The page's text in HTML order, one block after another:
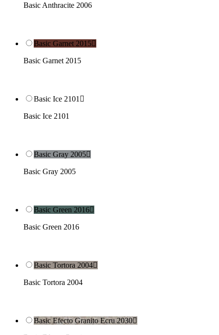
Basic Anthracite 2006
Basic Garnet 2015
Basic Garnet 2015
Basic Ice 2101 
Basic Ice 2101
Basic Gray 2005
Basic Gray 2005
Basic Green 2016
Basic Green 2016
Basic Tortora 2004
Basic Tortora 2004
Basic Efecto Granito Ecru 2030